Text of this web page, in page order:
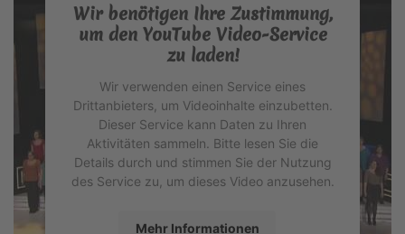
Wir benötigen Ihre Zustimmung,
um den YouTube Video-Service
zu laden!
Wir verwenden einen Service eines
Drittanbieters, um Videoinhalte einzubetten.
Dieser Service kann Daten zu Ihren
Aktivitäten sammeln. Bitte lesen Sie die
Details durch und stimmen Sie der Nutzung
des Service zu, um dieses Video anzusehen.
Mehr Informationen